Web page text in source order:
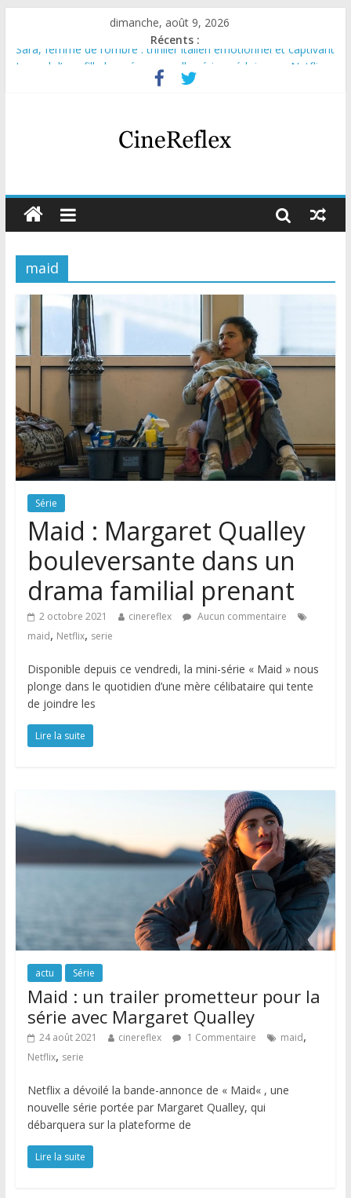
dimanche, août 9, 2026
Récents :
Sara, femme de l’ombre : thriller italien émotionnel et captivant
Journal d’une fille larguée : nouvelle série suédoise sur Netflix
Aema : mini-série sur le tournage d’un film érotique devenu
Olympo, saison 1 : nouvelle série qui séduira les fans de
maid
Série
Maid : Margaret Qualley
bouleversante dans un
drama familial prenant
2 octobre 2021 cinereflex
Aucun commentaire
maid, Netflix, serie
Disponible depuis ce vendredi, la mini-série « Maid » nous
plonge dans le quotidien d’une mère célibataire qui tente
de joindre les
Lire la suite
actu Série
Maid : un trailer prometteur pour la
série avec Margaret Qualley
24 août 2021 cinereflex 1 Commentaire maid,
Netflix, serie
Netflix a dévoilé la bande-annonce de « Maid« , une
nouvelle série portée par Margaret Qualley, qui
débarquera sur la plateforme de
Lire la suite